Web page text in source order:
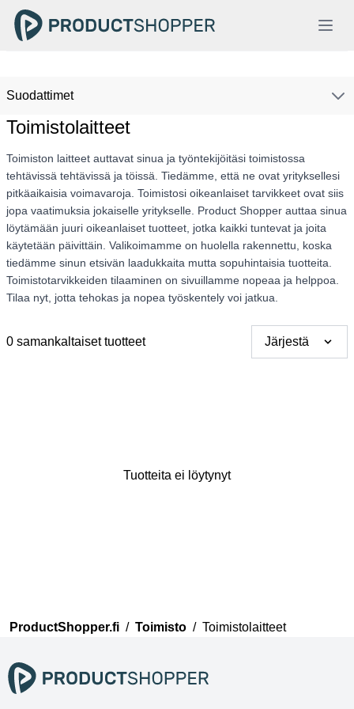
Suodattimet
Toimistolaitteet
Toimiston laitteet auttavat sinua ja työntekijöitäsi toimistossa
tehtävissä tehtävissä ja töissä. Tiedämme, että ne ovat yrityksellesi
pitkäaikaisia voimavaroja. Toimistosi oikeanlaiset tarvikkeet ovat siis
jopa vaatimuksia jokaiselle yritykselle. Product Shopper auttaa sinua
löytämään juuri oikeanlaiset tuotteet, jotka kaikki tuntevat ja joita
käytetään päivittäin. Valikoimamme on huolella rakennettu, koska
tiedämme sinun etsivän laadukkaita mutta sopuhintaisia tuotteita.
Toimistotarvikkeiden tilaaminen on sivuillamme nopeaa ja helppoa.
Tilaa nyt, jotta tehokas ja nopea työskentely voi jatkua.
0 samankaltaiset tuotteet Järjestä
Tuotteita ei löytynyt
ProductShopper.fi / Toimisto / Toimistolaitteet